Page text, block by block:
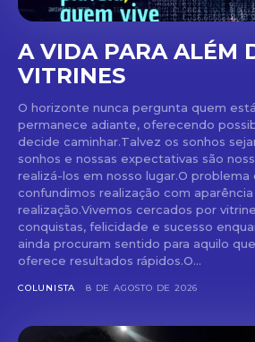
A VIDA PARA ALÉM
VITRINES
O horizonte nunca pergunta quem
permanece adiante, oferecendo
decide caminhar.Talvez os sonhos
sonhos e nossas expectativas são
realizá-los em nosso lugar.O problema
confundimos realização com
realização.Vivemos cercados por
conquistas, felicidade e sucesso
ainda procuram sentido para aquilo
oferece resultados rápidos.O...
COLUNISTA 8 DE AGOSTO DE 2026